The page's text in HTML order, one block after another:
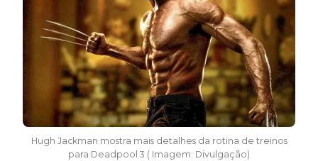
Hugh Jackman mostra mais detalhes da rotina de treinos
para Deadpool 3 ( Imagem: Divulgação)